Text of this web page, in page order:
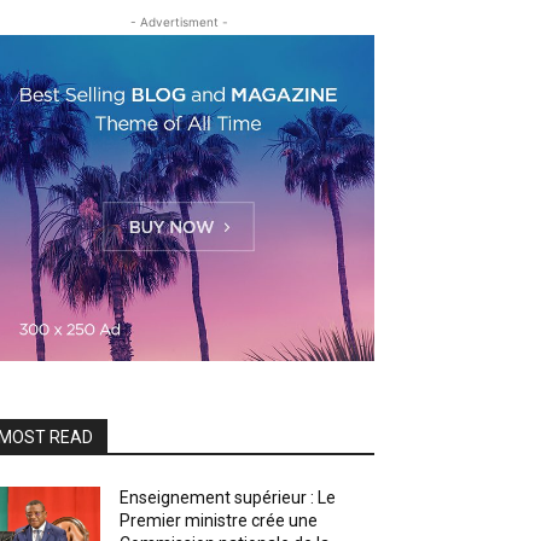
- Advertisment -
READ
Enseignement supérieur : Le
Premier ministre crée une